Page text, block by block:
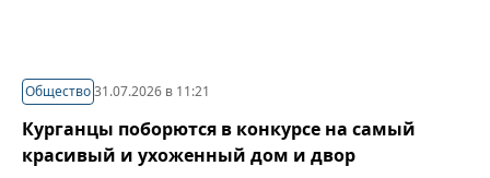
Общество31.07.2026 в 11:21
Курганцы поборются в конкурсе на самый
красивый и ухоженный дом и двор